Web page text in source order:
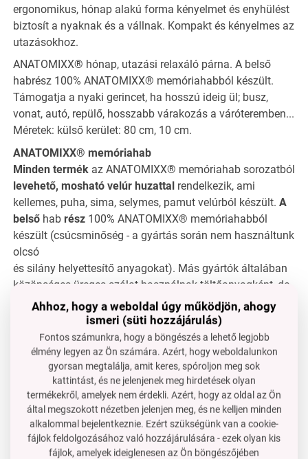
ergonomikus, hónap alakú forma kényelmet és enyhülést
biztosít a nyaknak és a vállnak. Kompakt és kényelmes az
utazásokhoz.
ANATOMIXX® hónap, utazási relaxáló párna. A belső
habrész 100% ANATOMIXX® memóriahabból készült.
Támogatja a nyaki gerincet, ha hosszú ideig ül; busz,
vonat, autó, repülő, hosszabb várakozás a váróteremben...
Méretek: külső kerület: 80 cm, 10 cm.
ANATOMIXX® memóriahab
Minden termék az ANATOMIXX® memóriahab sorozatból
levehető, mosható velúr huzattal rendelkezik, ami
kellemes, puha, sima, selymes, pamut velúrból készült. A
belső hab rész 100% ANATOMIXX® memóriahabból
készült (csúcsminőség - a gyártás során nem használtunk
olcsó
és silány helyettesítő anyagokat). Más gyártók általában
közönséges üreges szálat használnak töltőanyagként, de
ez összenyomódik, és egy hónap után már nem tölti be a
funkcióját. Ahogyan az FC márkánál szokás, mindig csak
a legjobb anyagot választjuk!
ANATOMIXX® memóriahab
A memóriahabot (memóriahab) a NASA fejlesztette ki a
űrkutatás igényei alapján. Az ANATOMIXX® memóriahab
képesmásolni a testetazember súlyaalapján (a hab
alkalmazkodik a testhez), és egyidejűleg ez a habreagál
az emberi testhőmérsékletreis.
Ahhoz, hogy a weboldal úgy működjön, ahogy
ismeri (süti hozzájárulás)
Fontos számunkra, hogy a böngészés a lehető legjobb
élmény legyen az Ön számára. Azért, hogy weboldalunkon
gyorsan megtalálja, amit keres, spóroljon meg sok
kattintást, és ne jelenjenek meg hirdetések olyan
termékekről, amelyek nem érdekli. Azért, hogy az oldal az Ön
által megszokott nézetben jelenjen meg, és ne kelljen minden
alkalommal bejelentkeznie. Ezért szükségünk van a cookie-
fájlok feldolgozásához való hozzájárulására - ezek olyan kis
fájlok, amelyek ideiglenesen az Ön böngészőjében